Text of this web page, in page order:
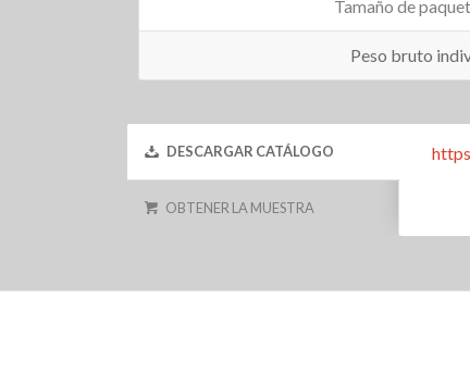
Tamaño de
Peso bruto
DESCARGAR CATÁLOGO
OBTENER LA MUESTRA